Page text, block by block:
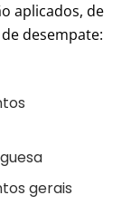
aplicados, de
desempate:
gerais